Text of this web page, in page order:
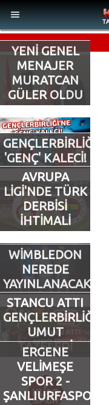
MENÜ
Ana Sayfa
Son Dakika Haberler
Foto Galeri
Video Galeri
Ankara Takımları
Futbol
Basketbol
Voleybol
Hentbol
YENİ GENEL
MENAJER
MURATCAN
GÜLER OLDU
GENÇLERBİRLİĞİ’NE
'GENÇ' KALECİ!
AVRUPA
LİGİ'NDE TÜRK
DERBİSİ
İHTİMALİ
WİMBLEDON
NEREDE
YAYINLANACAK?
STANCU ATTI
GENÇLERBİRLİĞİ
UMUT
TAZELEDİ
ERGENE
VELİMEŞE
SPOR 2 -
ŞANLIURFASPOR